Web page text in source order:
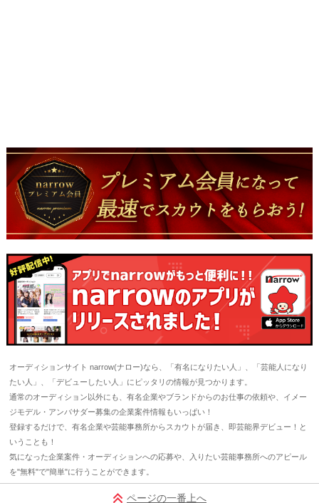
オーディションサイト narrow(ナロー)なら、「有名になりたい人」、「芸能人になり
たい人」、「デビューしたい人」にピッタリの情報が見つかります。
通常のオーディション以外にも、有名企業やブランドからのお仕事の依頼や、イメー
ジモデル・アンバサダー募集の企業案件情報もいっぱい！
登録するだけで、有名企業や芸能事務所からスカウトが届き、即芸能界デビュー！と
いうことも！
気になった企業案件・オーディションへの応募や、入りたい芸能事務所へのアピール
を"無料"で"簡単"に行うことができます。
ページの一番上へ